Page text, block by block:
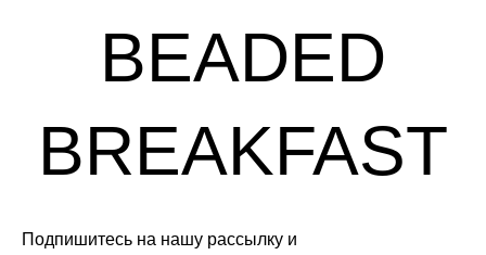
Подпишитесь на нашу рассылку и